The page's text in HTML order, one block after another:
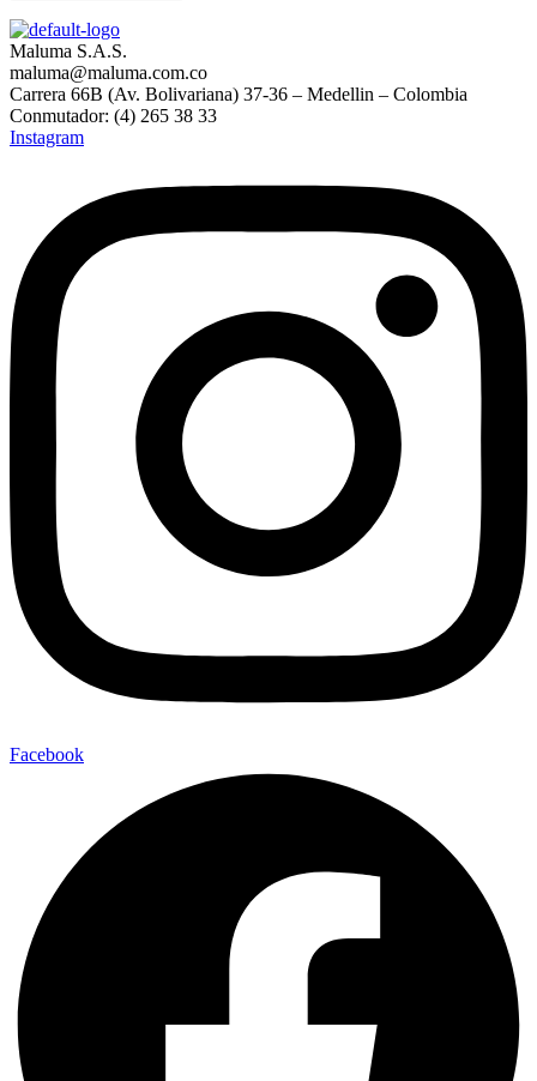
Maluma S.A.S.
maluma@maluma.com.co
Carrera 66B (Av. Bolivariana) 37-36 – Medellin – Colombia
Conmutador: (4) 265 38 33
Instagram
Facebook